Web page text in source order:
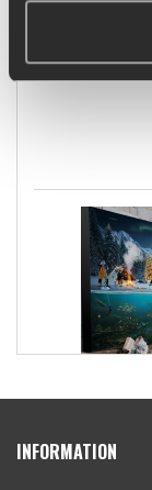
INFORMATION